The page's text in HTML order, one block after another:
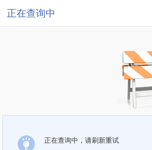
正在查询中
正在查询中，请刷新重试